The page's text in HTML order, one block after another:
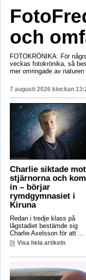
och
FOTOKRÖNIKA: För
veckas fotokrönika, så
mer omringade av
7 augusti 2026 klockan
Charlie siktade mot
stjärnorna och kom
in – börjar
rymdgymnasiet i
Kiruna
Redan i tredje klass på
lågstadiet bestämde sig
Charlie Axelsson för att ...
Visa hela artikeln